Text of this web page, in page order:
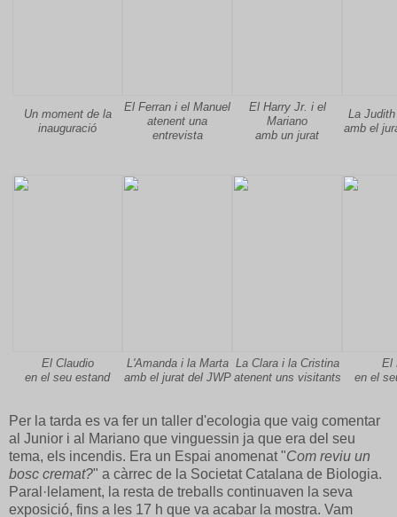
Un moment de la
inauguració
El Ferran i el Manuel
atenent una
entrevista
El Harry Jr. i el
Mariano
amb un jurat
La
amb el
El Claudio
en el seu estand
L'Amanda i la Marta
amb el jurat del JWP
La Clara i la Cristina
atenent uns visitants
El
en el
Per la tarda es va fer un taller d'ecologia que vaig comentar
al Junior i al Mariano que vinguessin ja que era del seu
tema, els incendis. Era un Espai anomenat "Com reviu un
bosc cremat?" a càrrec de la Societat Catalana de Biologia.
Paral·lelament, la resta de treballs continuaven la seva
exposició, fins a les 17 h que va acabar la mostra. Vam